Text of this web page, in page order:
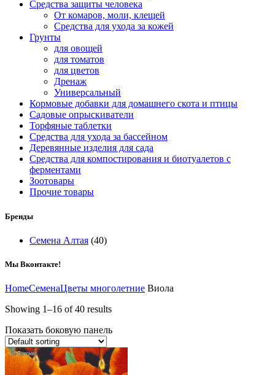
Средства защиты человека
От комаров, моли, клещей
Средства для ухода за кожей
Грунты
для овощей
для томатов
для цветов
Дренаж
Универсальный
Кормовые добавки для домашнего скота и птицы
Садовые опрыскиватели
Торфяные таблетки
Средства для ухода за бассейном
Деревянные изделия для сада
Средства для компостирования и биотуалетов с
ферментами
Зоотовары
Прочие товары
Бренды
Семена Алтая (40)
Мы Вконтакте!
HomeСеменаЦветы многолетние Виола
Showing 1–16 of 40 results
Показать боковую панель